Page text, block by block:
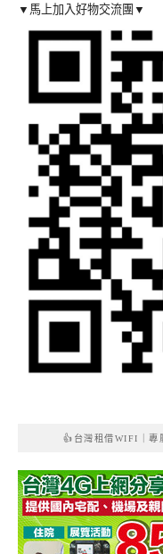
▼馬上加入好物交流團▼
👍台灣租借WIFI｜專